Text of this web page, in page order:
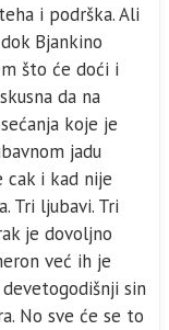
i podrška. Ali
Bjankino
što će doći i
da na
koje je
jadu
cak i kad nije
Tri ljubavi. Tri
je dovoljno
već ih je
sin
No sve će se to